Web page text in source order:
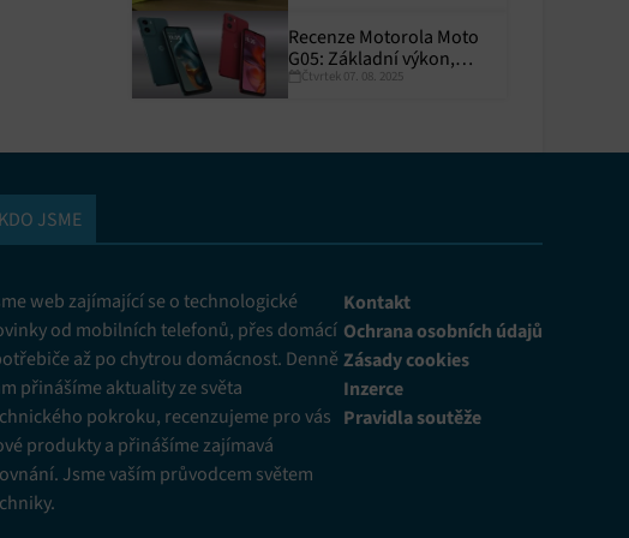
Recenze Motorola Moto
G05: Základní výkon,
skvělá výdrž
Čtvrtek 07. 08. 2025
KDO JSME
web zajímající se o technologické
od mobilních telefonů, přes domácí
až po chytrou domácnost. Denně
přinášíme aktuality ze světa
pokroku, recenzujeme pro vás
produkty a přinášíme zajímavá
Jsme vaším průvodcem světem
Kontakt
Ochrana osobních údajů
Zásady cookies
Inzerce
Pravidla soutěže